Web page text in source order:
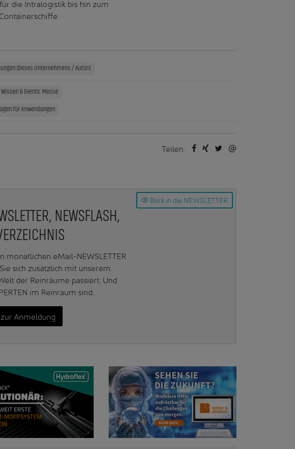
die Intralogistik bis hin zum
dieses Unternehmens / Autors
Wissen & Events: Messe
für Anwendungen
Teilen:
Blick in die NEWSLETTER
NEWSFLASH,
monatlichen eMail-NEWSLETTER
sich zusätzlich mit unserem
der Reinräume passiert. Und
im Reinraum sind.
zur Anmeldung